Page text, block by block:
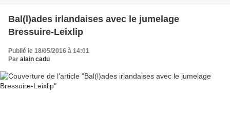
Bal(l)ades irlandaises avec le jumelage
Bressuire-Leixlip
Publié le 18/05/2016 à 14:01
Par alain cadu